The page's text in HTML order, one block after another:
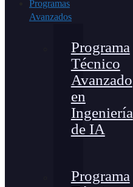
Programas
Avanzados
Programa
Técnico
Avanzado
en
Ingeniería
de IA
Programa